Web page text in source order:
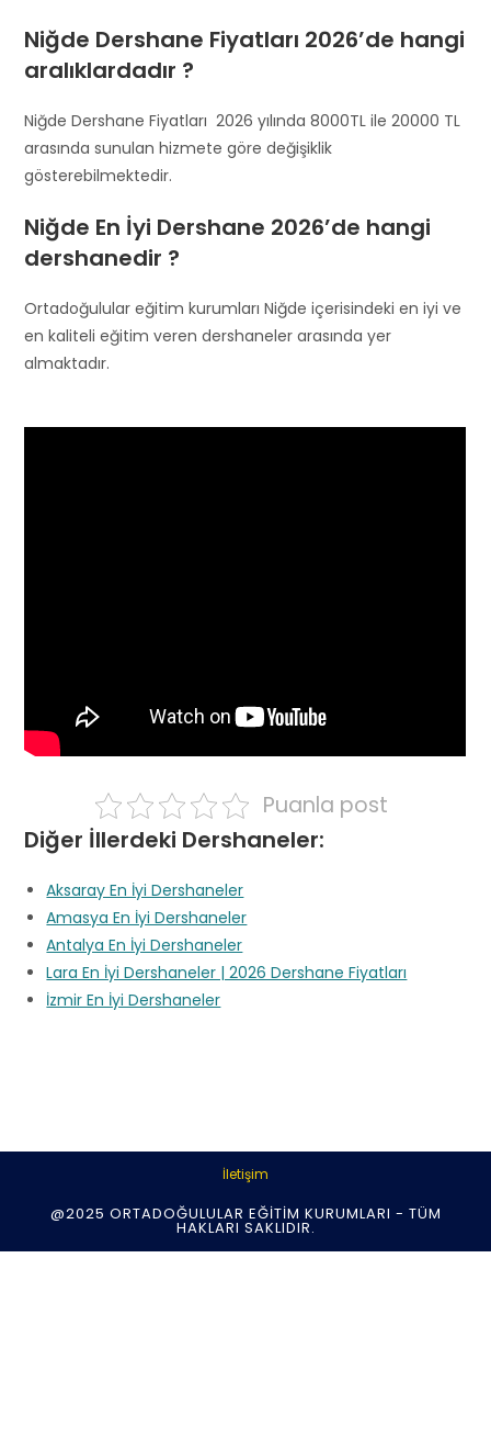
Niğde Dershane Fiyatları 2026’de hangi
aralıklardadır ?
Niğde Dershane Fiyatları 2026 yılında 8000TL ile 20000 TL
arasında sunulan hizmete göre değişiklik
gösterebilmektedir.
Niğde En İyi Dershane 2026’de hangi
dershanedir ?
Ortadoğulular eğitim kurumları Niğde içerisindeki en iyi ve
en kaliteli eğitim veren dershaneler arasında yer
almaktadır.
Puanla post
Diğer İllerdeki Dershaneler:
Aksaray En İyi Dershaneler
Amasya En İyi Dershaneler
Antalya En İyi Dershaneler
Lara En İyi Dershaneler | 2026 Dershane Fiyatları
İzmir En İyi Dershaneler
İletişim
@2025 ORTADOĞULULAR EĞITIM KURUMLARI - TÜM
HAKLARI SAKLIDIR.